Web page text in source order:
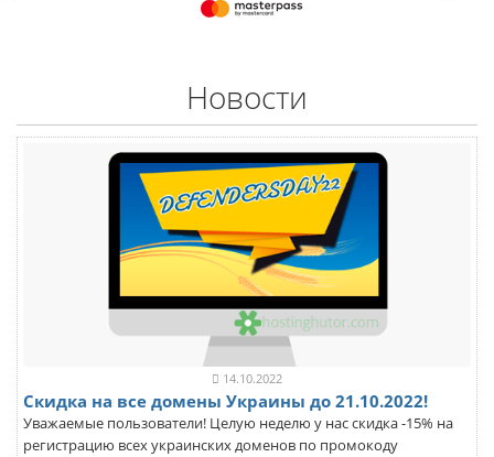
Новости
14.10.2022
Скидка на все домены Украины до 21.10.2022!
Уважаемые пользователи! Целую неделю у нас скидка -15% на
регистрацию всех украинских доменов по промокоду